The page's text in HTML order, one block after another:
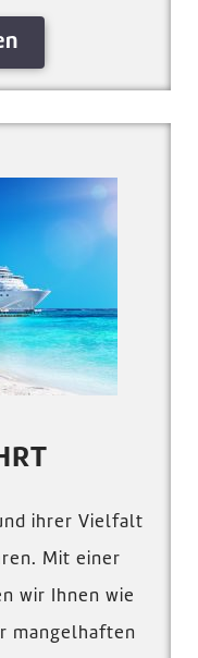
ihrer Vielfalt
Mit einer
wir Ihnen wie
mangelhaften